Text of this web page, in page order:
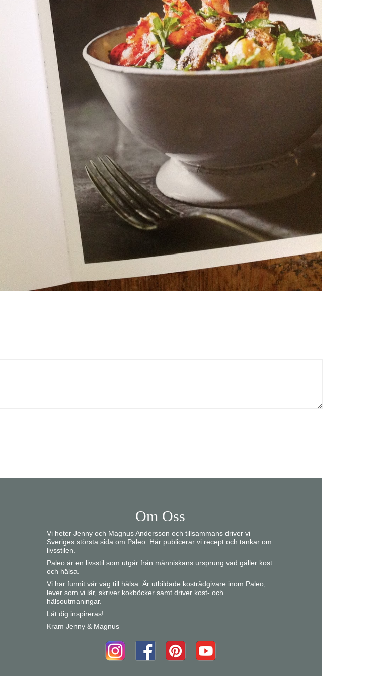
Om Oss
Vi heter Jenny och Magnus Andersson och tillsammans driver vi
Sveriges största sida om Paleo. Här publicerar vi recept och tankar om
livsstilen.
Paleo är en livsstil som utgår från människans ursprung vad gäller kost
och hälsa.
Vi har funnit vår väg till hälsa. Är utbildade kostrådgivare inom Paleo,
lever som vi lär, skriver kokböcker samt driver kost- och
hälsoutmaningar.
Låt dig inspireras!
Kram Jenny & Magnus